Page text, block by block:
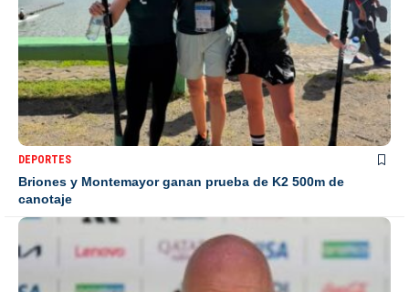
DEPORTES
Briones y Montemayor ganan prueba de K2 500m de
canotaje